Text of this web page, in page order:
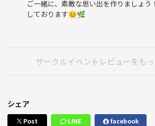
ご一緒に、素敵な思い出を作りましょう
しております😊🌿
サークルイベントレビューをも
シェア
Post LINE facebook